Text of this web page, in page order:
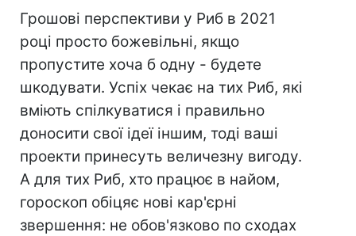
Грошові перспективи у Риб в 2021
році просто божевільні, якщо
пропустите хоча б одну - будете
шкодувати. Успіх чекає на тих Риб, які
вміють спілкуватися і правильно
доносити свої ідеї іншим, тоді ваші
проекти принесуть величезну вигоду.
А для тих Риб, хто працює в найом,
гороскоп обіцяє нові кар'єрні
звершення: не обов'язково по сходах